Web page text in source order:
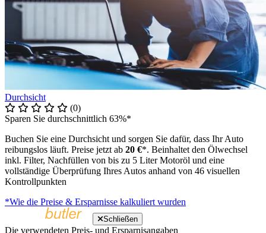
Durchsicht
(0)
Sparen Sie durchschnittlich 63%*
Buchen Sie eine Durchsicht und sorgen Sie dafür, dass Ihr Auto
reibungslos läuft. Preise jetzt ab 20 €*. Beinhaltet den Ölwechsel
inkl. Filter, Nachfüllen von bis zu 5 Liter Motoröl und eine
vollständige Überprüfung Ihres Autos anhand von 46 visuellen
Kontrollpunkten
*Wie die Preise & Ersparnisse kalkuliert wurden
Schließen
Die verwendeten Preis- und Ersparnisangaben